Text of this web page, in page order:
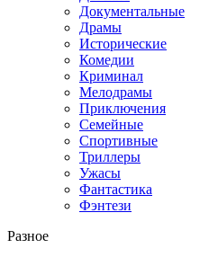
Документальные
Драмы
Исторические
Комедии
Криминал
Мелодрамы
Приключения
Семейные
Спортивные
Триллеры
Ужасы
Фантастика
Фэнтези
Разное